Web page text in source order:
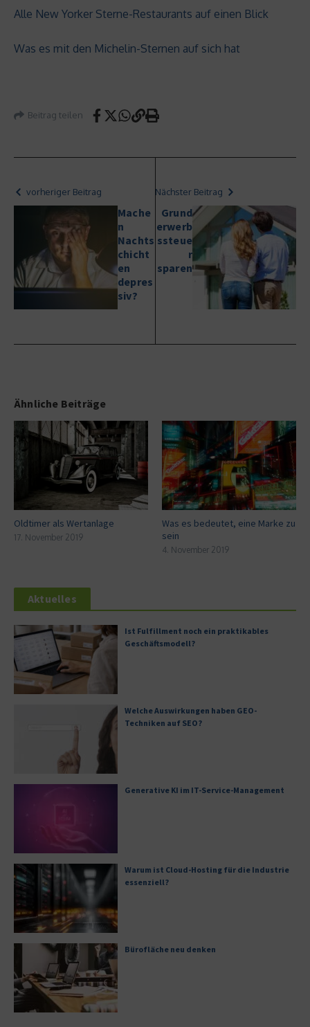
Alle New Yorker Sterne-Restaurants auf einen Blick
Was es mit den Michelin-Sternen auf sich hat
Beitrag teilen
vorheriger Beitrag
Mache
n
Nachts
chicht
en
depres
siv?
Nächster Beitrag
Grund
erwerb
ssteue
r
sparen
Ähnliche Beiträge
Oldtimer als Wertanlage
17. November 2019
Was es bedeutet, eine Marke zu
sein
4. November 2019
Aktuelles
Ist Fulfillment noch ein praktikables
Geschäftsmodell?
Welche Auswirkungen haben GEO-
Techniken auf SEO?
Generative KI im IT-Service-Management
Warum ist Cloud-Hosting für die Industrie
essenziell?
Bürofläche neu denken